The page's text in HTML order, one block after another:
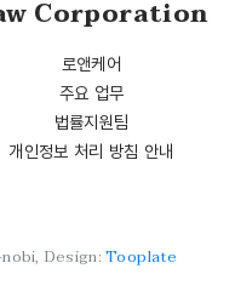
Corporation
로앤케어
주요 업무
법률지원팀
개인정보 처리 방침 안내
Design:Tooplate